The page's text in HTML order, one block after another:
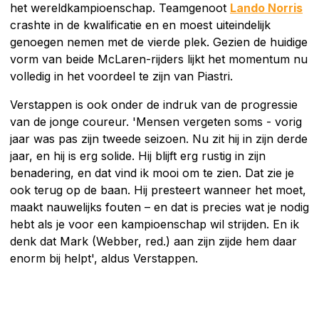
het wereldkampioenschap. Teamgenoot Lando Norris
crashte in de kwalificatie en en moest uiteindelijk
genoegen nemen met de vierde plek. Gezien de huidige
vorm van beide McLaren-rijders lijkt het momentum nu
volledig in het voordeel te zijn van Piastri.
Verstappen is ook onder de indruk van de progressie
van de jonge coureur. 'Mensen vergeten soms - vorig
jaar was pas zijn tweede seizoen. Nu zit hij in zijn derde
jaar, en hij is erg solide. Hij blijft erg rustig in zijn
benadering, en dat vind ik mooi om te zien. Dat zie je
ook terug op de baan. Hij presteert wanneer het moet,
maakt nauwelijks fouten – en dat is precies wat je nodig
hebt als je voor een kampioenschap wil strijden. En ik
denk dat Mark (Webber, red.) aan zijn zijde hem daar
enorm bij helpt', aldus Verstappen.